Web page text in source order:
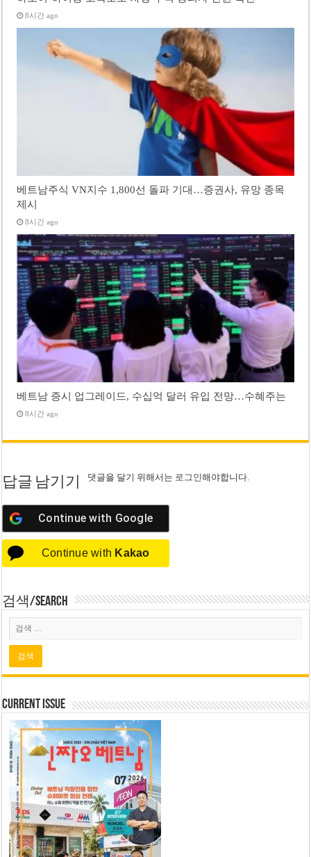
8시간 ago
베트남주식 VN지수 1,800선 돌파 기대…증권사, 유망 종목
제시
8시간 ago
베트남 증시 업그레이드, 수십억 달러 유입 전망…수혜주는
8시간 ago
답글 남기기 댓글을 달기 위해서는 로그인해야합니다.
Continue with Google
Continue with Kakao
검색/Search
Current Issue